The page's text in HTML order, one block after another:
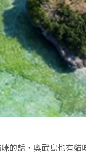
的話，奧武島也有貓